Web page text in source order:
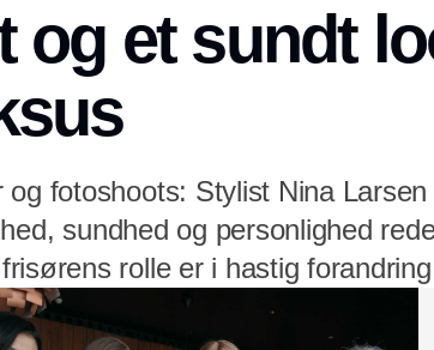
og et sundt
fotoshoots: Stylist Nina
sundhed og personlighed
rolle er i hastig